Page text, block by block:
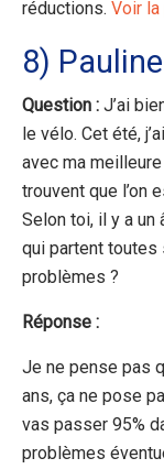
réductions. Voir la
8)
Question : J’ai
le vélo. Cet été,
avec ma
trouvent que l’on
Selon toi, il y a un
qui partent toutes
problèmes ?
Réponse :
Je ne pense pas
ans, ça ne pose
vas passer 95%
problèmes